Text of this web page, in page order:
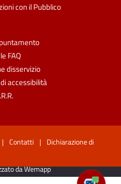
con il Pubblico
FAQ
disservizio
accessibilità
| Contatti | Dichiarazione di
da Wemapp